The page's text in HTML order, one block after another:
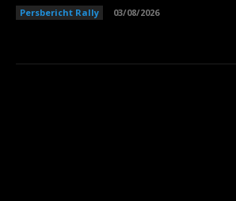
Persbericht Rally 03/08/2026